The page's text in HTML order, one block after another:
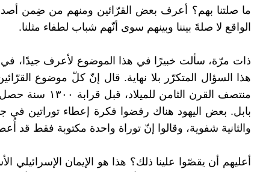
ما صلتنا بهم؟ أعرف بعض القرّائين ومنهم من ضِمن
الواقع لا صلةَ بيننا وبينهم سوى أنّهم شباب لطفاء مثلنا.
ذات مرّة، سألت خبيرًا في هذا الموضوع لأعرف جيدًا، في
هذا السؤال المتكرّر بلا نهاية. قال إنّ كلّ موضوع
منتصف القرن الثامن
بابل. بعض اليهود هناك رفضوا فكرة إعطاء توراتين في
والثانية شفوية، وقالوا إنّ توراة واحدة مكتوبة فقط قد
أعليهم أن يقصّوا علينا ذلك؟ هذا هو الإيمان الإسرائيلي